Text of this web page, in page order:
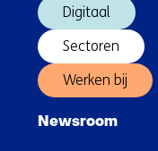
Digitaal
Sectoren
Werken bij
Newsroom